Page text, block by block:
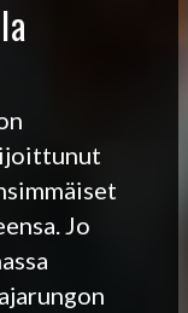
Jo